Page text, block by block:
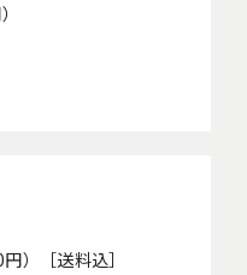
）［送料込］